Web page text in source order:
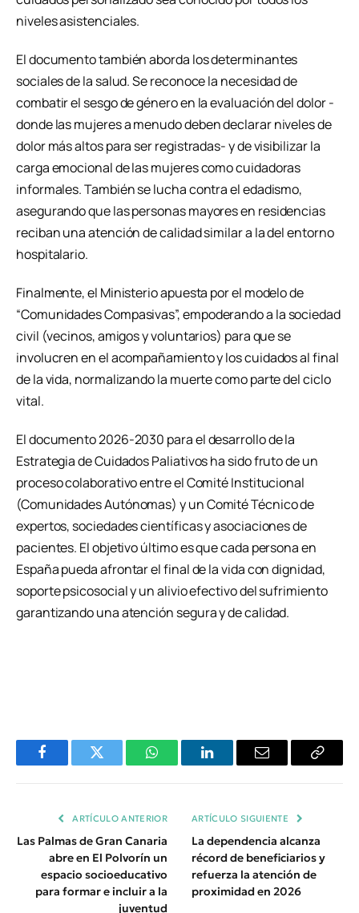
niveles asistenciales.
El documento también aborda los determinantes
sociales de la salud. Se reconoce la necesidad de
combatir el sesgo de género en la evaluación del dolor -
donde las mujeres a menudo deben declarar niveles de
dolor más altos para ser registradas- y de visibilizar la
carga emocional de las mujeres como cuidadoras
informales. También se lucha contra el edadismo,
asegurando que las personas mayores en residencias
reciban una atención de calidad similar a la del entorno
hospitalario.
Finalmente, el Ministerio apuesta por el modelo de
“Comunidades Compasivas”, empoderando a la sociedad
civil (vecinos, amigos y voluntarios) para que se
involucren en el acompañamiento y los cuidados al final
de la vida, normalizando la muerte como parte del ciclo
vital.
El documento 2026-2030 para el desarrollo de la
Estrategia de Cuidados Paliativos ha sido fruto de un
proceso colaborativo entre el Comité Institucional
(Comunidades Autónomas) y un Comité Técnico de
expertos, sociedades científicas y asociaciones de
pacientes. El objetivo último es que cada persona en
España pueda afrontar el final de la vida con dignidad,
soporte psicosocial y un alivio efectivo del sufrimiento
garantizando una atención segura y de calidad.
FacebookTwitter WhatsAppLinkedInEmail
Copiar
ARTÍCULO ANTERIOR
Las Palmas de Gran Canaria
abre en El Polvorín un
espacio socioeducativo
para formar e incluir a la
juventud
ARTÍCULO SIGUIENTE
La dependencia alcanza
récord de beneficiarios y
refuerza la atención de
proximidad en 2026